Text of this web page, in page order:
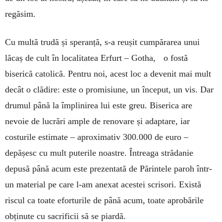
regăsim.
Cu multă trudă și speranță, s-a reușit cumpărarea unui
lăcaș de cult în localitatea Erfurt – Gotha, o fostă
biserică catolică. Pentru noi, acest loc a devenit mai mult
decât o clădire: este o promisiune, un început, un vis. Dar
drumul până la împlinirea lui este greu. Biserica are
nevoie de lucrări ample de renovare și adaptare, iar
costurile estimate – aproximativ 300.000 de euro –
depășesc cu mult puterile noastre. Întreaga strădanie
depusă până acum este prezentată de Părintele paroh într-
un material pe care l-am anexat acestei scrisori. Există
riscul ca toate eforturile de până acum, toate aprobările
obținute cu sacrificii să se piardă.